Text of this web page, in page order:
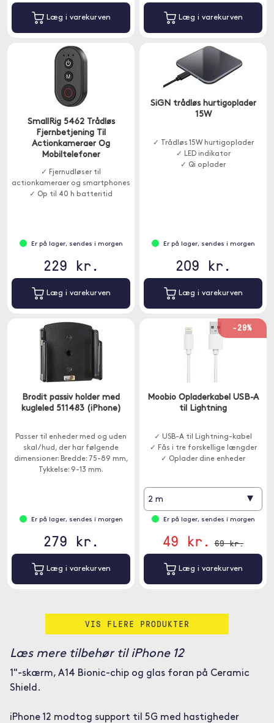
Læg i varekurven Læg i varekurven
SmallRig 5462 Trådløs
Fjernbetjening Til
Actionkameraer Og
Mobiltelefoner
✓ Fjernudløser til
actionkameraer og smartphones
✓ Op til 40 h batteritid
Er på lager, sendes i morgen
229 kr.
Læg i varekurven
SiGN trådløs hurtigoplader
15W
✓ Trådløs 15W hurtigoplader
✓ LED indikator
✓ Qi oplader
Er på lager, sendes i morgen
209 kr.
Læg i varekurven
Brodit passiv holder med
kugleled 511483 (iPhone)
Passer til enheder med og uden
skal / hud, der har følgende
dimensioner: Bredde: 75-89 mm,
Tykkelse: 9-13 mm.
Er på lager, sendes i morgen
279 kr.
Læg i varekurven
-29%
Moobio Opladerkabel USB-A
til Lightning
✓ USB-A til Lightning-kabel
✓ Fås i tre forskellige længder
✓ Oplader dine enheder
2 m ▾
Er på lager, sendes i morgen
49 kr. 69 kr.
Læg i varekurven
VIS FLERE PRODUKTER
Læs mere tilbehør til iPhone 12
1"-skærm, A14 Bionic-chip og glas foran på Ceramic
Shield.
iPhone 12 modtog support til 5G med hastigheder